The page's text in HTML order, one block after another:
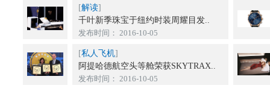
[解读]
千叶新季珠宝于纽约时装周耀目发..
发布时间： 2016-10-05
[私人飞机]
阿提哈德航空头等舱荣获SKYTRAX..
发布时间： 2016-10-05